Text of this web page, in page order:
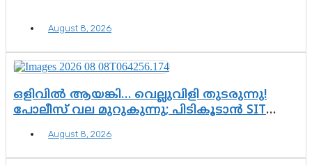
August 8, 2026
ഒളിവിൽ ആയങ്കി… വെല്ലുവിളി തുടരുന്നു!
പോലീസ് വല മുറുകുന്നു; പിടികൂടാൻ SIT
എന്നത് മാത്രം അല്ല—ആയങ്കി
കസ്റ്റഡിയിലായാൽ പുറത്തുവരുക
August 8, 2026